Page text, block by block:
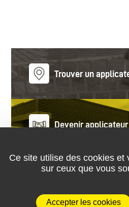
Trouver un
Devenir applicateur
02 99 85 20 70
Ce site utilise des cookies et
sur ceux que vous
Accepter les cookies